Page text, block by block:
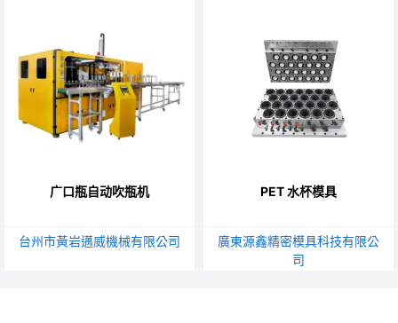
广口瓶自动吹瓶机
台州市黃岩邁威機械有限公司
PET 水杯模具
廣東源鑫精密模具科技有限公
司